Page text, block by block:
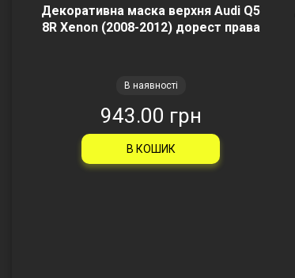
Декоративна маска верхня Audi Q5
8R Xenon (2008-2012) дорест права
В наявності
943.00 грн
В КОШИК